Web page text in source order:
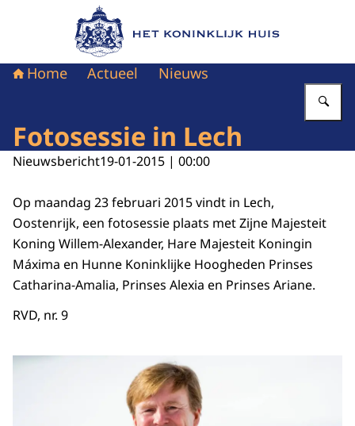
Naar de homepage van Het Koninklijk Huis
Home Actueel Nieuws
Fotosessie in Lech
Nieuwsbericht19-01-2015 | 00:00
Op maandag 23 februari 2015 vindt in Lech,
Oostenrijk, een fotosessie plaats met Zijne Majesteit
Koning Willem-Alexander, Hare Majesteit Koningin
Máxima en Hunne Koninklijke Hoogheden Prinses
Catharina-Amalia, Prinses Alexia en Prinses Ariane.
RVD, nr. 9